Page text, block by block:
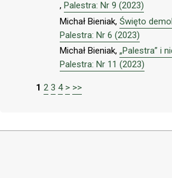
, Palestra: Nr 9 (2023)
Michał Bieniak, Święto
Palestra: Nr 6 (2023)
Michał Bieniak, „Palestra” i
Palestra: Nr 11 (2023)
1 2 3 4 > >>